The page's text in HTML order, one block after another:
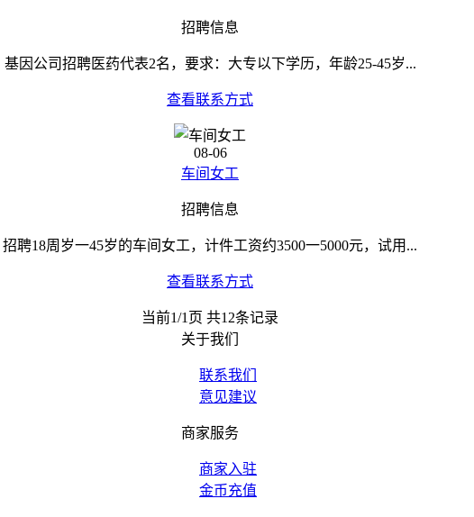
招聘信息
基因公司招聘医药代表2名，要求：大专以下学历，年龄25-45岁...
查看联系方式
08-06
车间女工
招聘信息
招聘18周岁一45岁的车间女工，计件工资约3500一5000元，试用...
查看联系方式
当前1/1页 共12条记录
关于我们
联系我们
意见建议
商家服务
商家入驻
金币充值